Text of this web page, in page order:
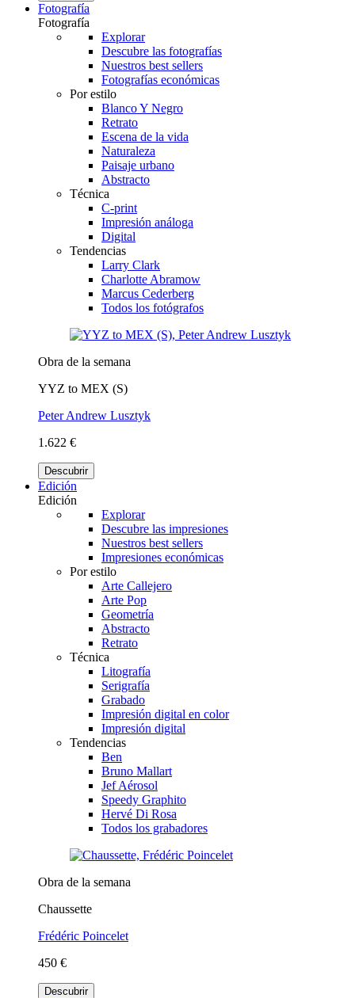
Fotografía
Fotografía
Explorar
Descubre las fotografías
Nuestros best sellers
Fotografías económicas
Por estilo
Blanco Y Negro
Retrato
Escena de la vida
Naturaleza
Paisaje urbano
Abstracto
Técnica
C-print
Impresión análoga
Digital
Tendencias
Larry Clark
Charlotte Abramow
Marcus Cederberg
Todos los fotógrafos
Obra de la semana
YYZ to MEX (S)
Peter Andrew Lusztyk
1.622 €
Descubrir
Edición
Edición
Explorar
Descubre las impresiones
Nuestros best sellers
Impresiones económicas
Por estilo
Arte Callejero
Arte Pop
Geometría
Abstracto
Retrato
Técnica
Litografía
Serigrafía
Grabado
Impresión digital en color
Impresión digital
Tendencias
Ben
Bruno Mallart
Jef Aérosol
Speedy Graphito
Hervé Di Rosa
Todos los grabadores
Obra de la semana
Chaussette
Frédéric Poincelet
450 €
Descubrir